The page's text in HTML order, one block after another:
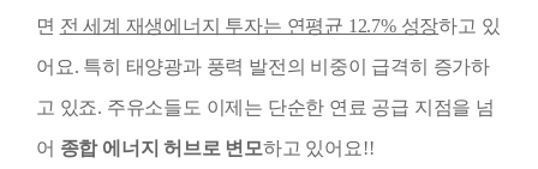
면 전 세계 재생에너지 투자는 연평균 12.7% 성장하고 있
어요. 특히 태양광과 풍력 발전의 비중이 급격히 증가하
고 있죠. 주유소들도 이제는 단순한 연료 공급 지점을 넘
어 종합 에너지 허브로 변모하고 있어요!!